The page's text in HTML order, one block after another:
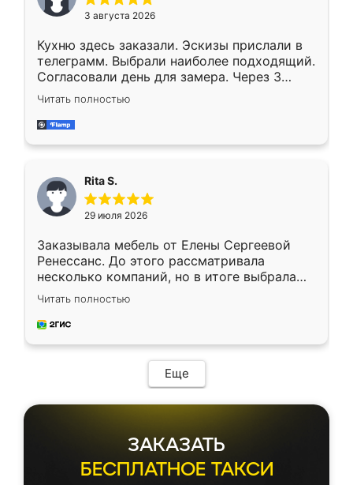
3 августа 2026
Кухню здесь заказали. Эскизы прислали в
телеграмм. Выбрали наиболее подходящий.
Согласовали день для замера. Через 3
недели кухня была уже готова. Остались
довольны работой. Спасибо Ренессанс
мебель за качественную работу!
Читать полностью
Rita S.
29 июля 2026
Заказывала мебель от Елены Сергеевой
Ренессанс. До этого рассматривала
несколько компаний, но в итоге выбрала
эту. Сначала обговорили условия, потом
приехал замерщик, всё спокойно объяснил
и снял размеры. Изготовили в срок, с
мебель сразу встала на свое место без
каких-либо доработок. Качеством осталась
довольна, все выглядит так, как и ожидала.
Читать полностью
Еще
ЗАКАЗАТЬ
БЕСПЛАТНОЕ ТАКСИ